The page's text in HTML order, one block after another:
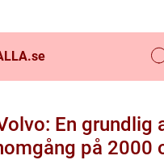
se
En grundlig
på 2000